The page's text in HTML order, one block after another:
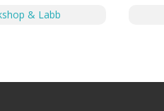
& Labb